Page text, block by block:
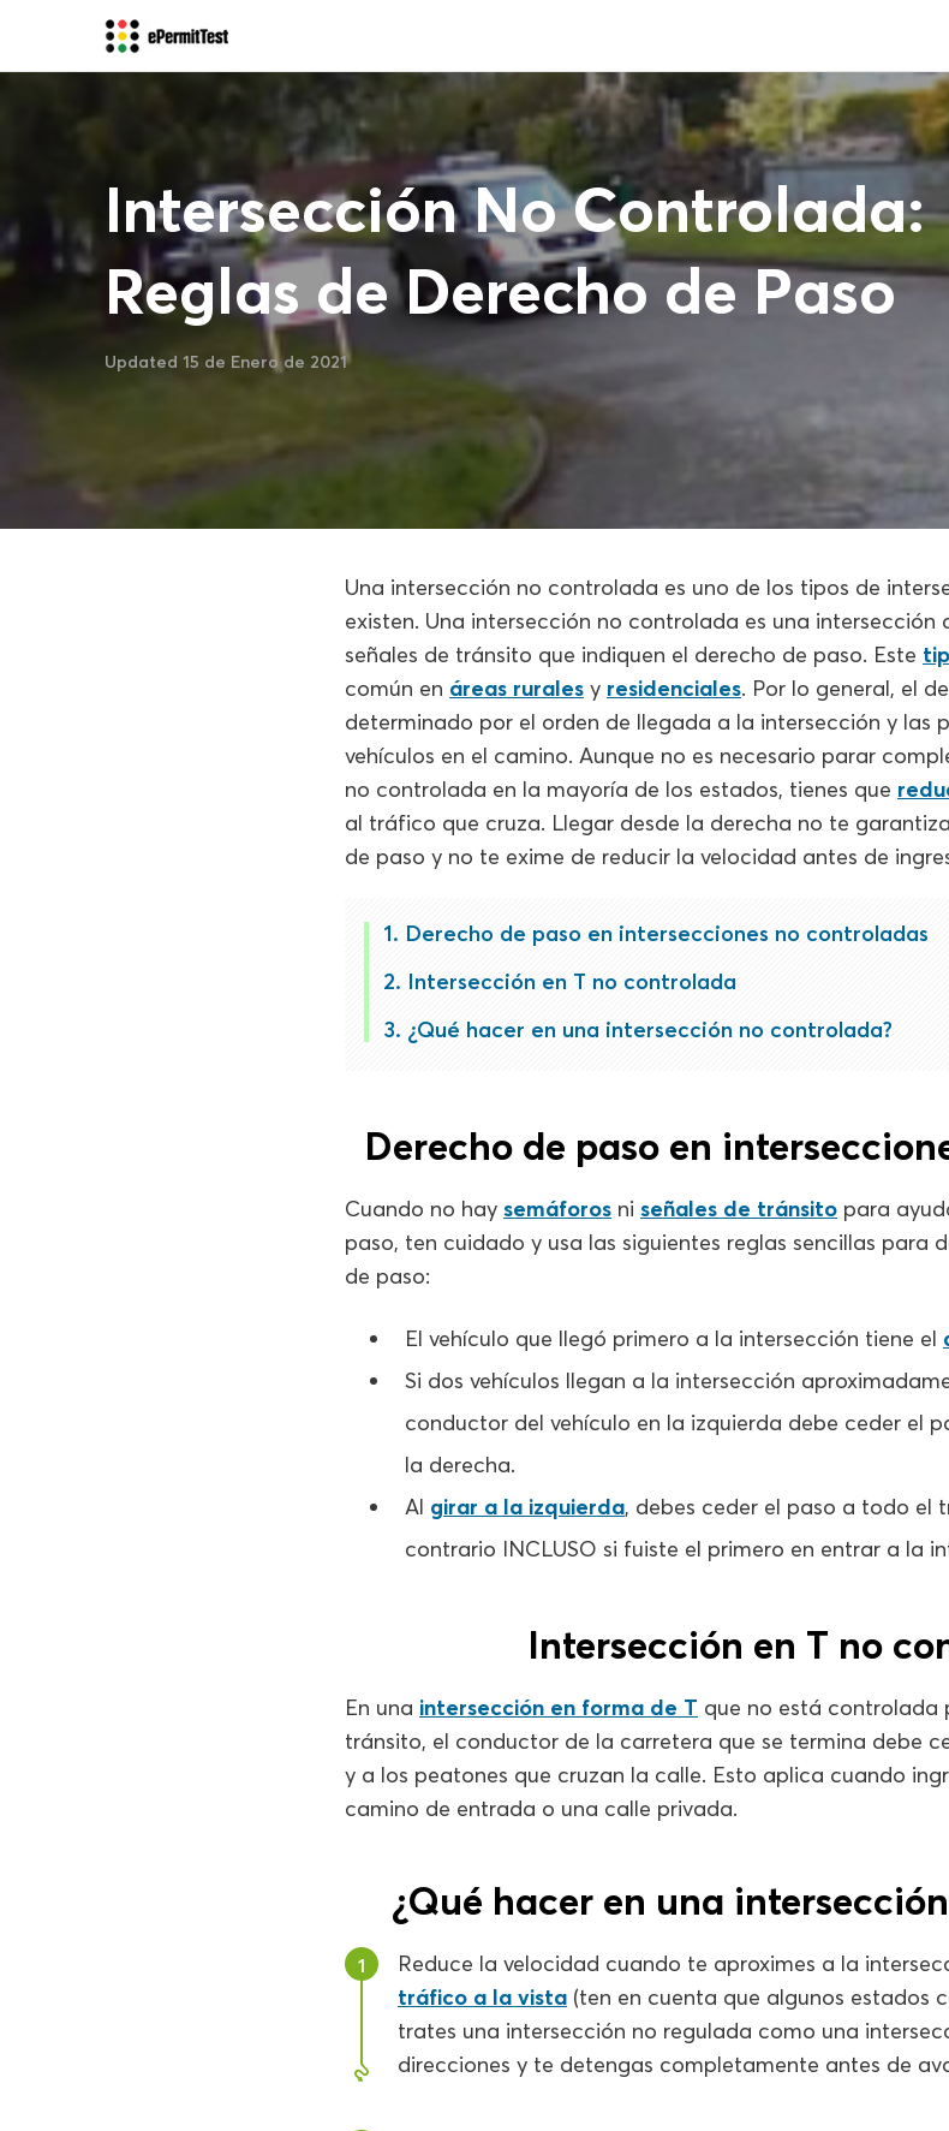
Intersección No Controlada:
Reglas de Derecho de Paso
Updated 15 de Enero de 2021
Una intersección no controlada es uno de los tipos de
existen. Una intersección no controlada es una intersección
señales de tránsito que indiquen el derecho de paso. Este
común en áreas rurales y residenciales. Por lo general, el
determinado por el orden de llegada a la intersección y las
vehículos en el camino. Aunque no es necesario parar
no controlada en la mayoría de los estados, tienes que
al tráfico que cruza. Llegar desde la derecha no te
de paso y no te exime de reducir la velocidad antes de
Derecho de paso en intersecciones no controladas
Intersección en T no controlada
¿Qué hacer en una intersección no controlada?
Derecho de paso en
Cuando no hay semáforos ni señales de tránsito para
paso, ten cuidado y usa las siguientes reglas sencillas para
de paso:
El vehículo que llegó primero a la intersección tiene el
Si dos vehículos llegan a la intersección
conductor del vehículo en la izquierda debe ceder el
la derecha.
Al girar a la izquierda, debes ceder el paso a todo el
contrario INCLUSO si fuiste el primero en entrar a la
Intersección en T no
En una intersección en forma de T que no está controlada
tránsito, el conductor de la carretera que se termina debe
y a los peatones que cruzan la calle. Esto aplica cuando
camino de entrada o una calle privada.
¿Qué hacer en una
1
Reduce la velocidad cuando te aproximes a la
tráfico a la vista (ten en cuenta que algunos estados
trates una intersección no regulada como una
direcciones y te detengas completamente antes de